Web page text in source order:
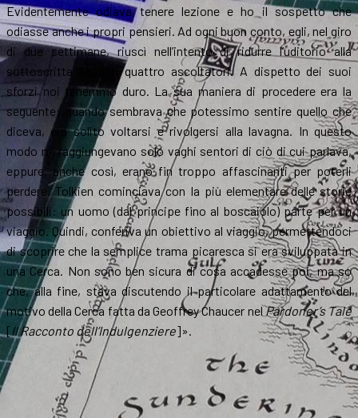
Evidentemente odiava tenere lezione e ho il sospetto che
odiasse anche i propri pensieri. Ad ogni buon conto, egli, nel giro
di due settimane, riuscì nell’intento di ridurre l’uditorio alla
sottoscritta ed altri quattro ascoltatori. A dispetto dei suoi
sforzi noi tenemmo duro. La sua maniera di procedere era la
seguente: quando sembrava che potessimo sentire quello che
diceva, era solito voltarsi e rivolgersi alla lavagna. In questo
modo mi raggiungevano solo vaghi sentori di ciò di cui parlava,
eppure, anche così, erano fin troppo affascinanti per poterli
perdere. Tolkien cominciava con la più elementare delle storie
possibili: un uomo (dal principe fino al boscaiolo) parte per un
viaggio. Quindi, conferiva un obiettivo al viaggio, permettendoci
di scoprire che la semplice trama picaresca si era sviluppata in
una Cerca. Non sono ben sicura di cosa accadesse poi, ma so
che, alla fine, stava discutendo il particolare adattamento del
motivo della Cerca fatta da Geoffrey Chaucer nelPardoner’s Tale
[ Il Racconto dell’Indulgenziere]».